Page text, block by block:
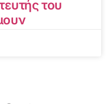
του